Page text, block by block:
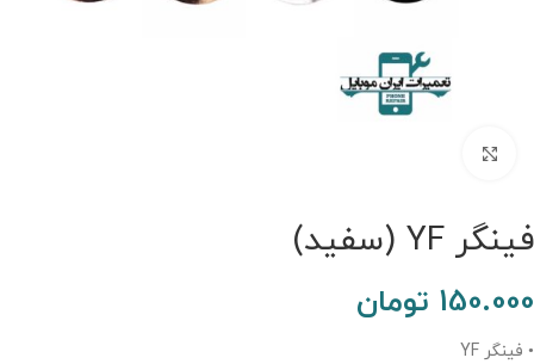
فینگر YF (سفید)
150.000 تومان
• فینگر YF